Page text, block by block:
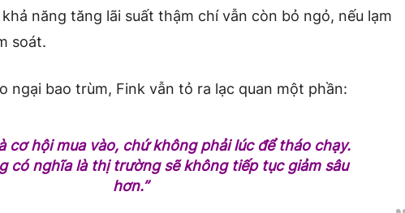
năng tăng lãi suất thậm chí vẫn còn bỏ ngỏ, nếu lạm
soát.
ngại bao trùm, Fink vẫn tỏ ra lạc quan một phần:
cơ hội mua vào, chứ không phải lúc để tháo chạy.
có nghĩa là thị trường sẽ không tiếp tục giảm sâu
hơn.”